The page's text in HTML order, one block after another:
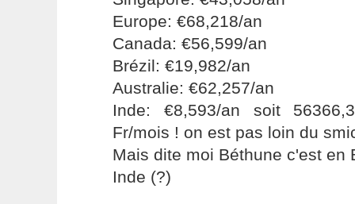
Europe: €68,218/an
Canada: €56,599/an
Brézil: €19,982/an
Australie: €62,257/an
Inde: €8,593/an soit
Fr/mois ! on est pas loin du
Mais dite moi Béthune c'est en
Inde (?)